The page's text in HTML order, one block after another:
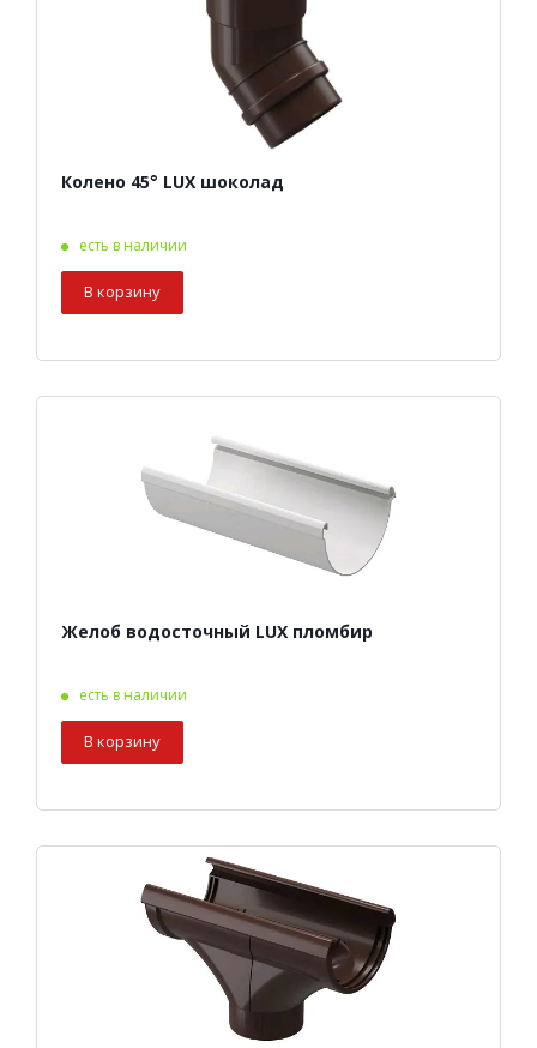
Колено 45° LUX шоколад
есть в наличии
В корзину
Желоб водосточный LUX пломбир
есть в наличии
В корзину